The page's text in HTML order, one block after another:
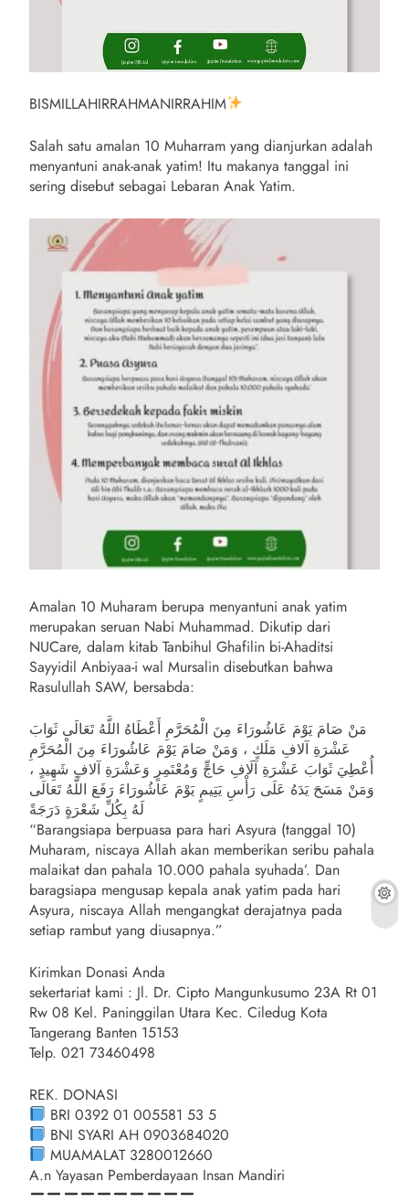
BISMILLAHIRRAHMANIRRAHIM
Salah satu amalan 10 Muharram yang dianjurkan adalah
menyantuni anak-anak yatim! Itu makanya tanggal ini
sering disebut sebagai Lebaran Anak Yatim.
Amalan 10 Muharam berupa menyantuni anak yatim
merupakan seruan Nabi Muhammad. Dikutip dari
NUCare, dalam kitab Tanbihul Ghafilin bi-Ahaditsi
Sayyidil Anbiyaa-i wal Mursalin disebutkan bahwa
Rasulullah SAW, bersabda:
مَنْ صَامَ يَوْمَ عَاشُورَاءَ مِنَ الْمُحَرَّمِ أَعْطَاهُ اللَّهُ تَعَالَى ثَوَابَ
عَشْرَةِ آلافِ مَلَكٍ ، وَمَنْ صَامَ يَوْمَ عَاشُورَاءَ مِنَ الْمُحَرَّمِ
أُعْطِيَ ثَوَابَ عَشْرَةِ آلَافِ حَاجٍّ وَمُعْتَمِرٍ وَعَشْرَةِ آلافِ شَهِيدٍ ،
وَمَنْ مَسَحَ يَدَهُ عَلَى رَأْسِ يَتِيمٍ يَوْمَ عَاشُورَاءَ رَفَعَ اللَّهُ تَعَالَى
لَهُ بِكُلِّ شَعْرَةٍ دَرَجَةً
“Barangsiapa berpuasa para hari Asyura (tanggal 10)
Muharam, niscaya Allah akan memberikan seribu pahala
malaikat dan pahala 10.000 pahala syuhada’. Dan
baragsiapa mengusap kepala anak yatim pada hari
Asyura, niscaya Allah mengangkat derajatnya pada
setiap rambut yang diusapnya.”
Kirimkan Donasi Anda
sekertariat kami : Jl. Dr. Cipto Mangunkusumo 23A Rt 01
Rw 08 Kel. Paninggilan Utara Kec. Ciledug Kota
Tangerang Banten 15153
Telp. 021 73460498
REK. DONASI
BRI 0392 01 005581 53 5
BNI SYARI AH 0903684020
MUAMALAT 3280012660
A.n Yayasan Pemberdayaan Insan Mandiri